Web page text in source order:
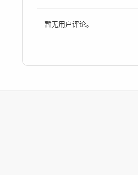
暂无用户评论。